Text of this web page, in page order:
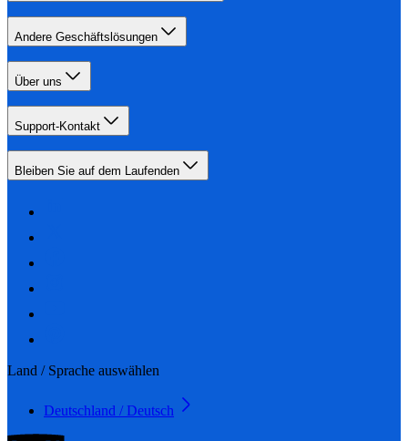
Andere Geschäftslösungen
Über uns
Support-Kontakt
Bleiben Sie auf dem Laufenden
Land / Sprache auswählen
Deutschland / Deutsch